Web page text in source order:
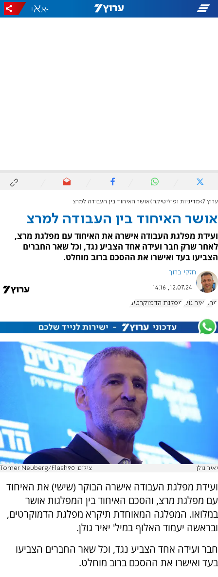
-
+
ערוץ 7 מדיניות ופוליטיקה אושר האיחוד בין העבודה למרצ
אושר האיחוד בין העבודה למרצ
ועידת מפלגת העבודה אישרה את האיחוד עם מפלגת מרצ,
לאחר שרק חבר ועידה אחד הצביע נגד, וכל שאר החברים
הצביעו בעד ואישרו את ההסכם ברוב מוחלט.
חזקי ברוך
12.07.24, 14:16
מרצ יאיר גולן מפלגת הדמוקרטים
יאיר גולן צילום: Tomer Neuberg/Flash90
ועידת מפלגת העבודה אישרה הבוקר (שישי) את האיחוד
עם מפלגת מרצ, והסכם האיחוד בין המפלגות אושר
במלואו. המפלגה המאוחדת תיקרא מפלגת הדמוקרטים,
ובראשה יעמוד האלוף במיל' יאיר גולן.
חבר ועידה אחד הצביע נגד, וכל שאר החברים הצביעו
בעד ואישרו את ההסכם ברוב מוחלט.